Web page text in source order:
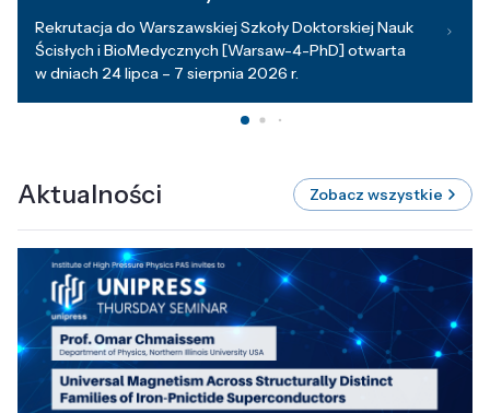
Rekrutacja do Warszawskiej Szkoły Doktorskiej Nauk
Ścisłych i BioMedycznych [Warsaw-4-PhD] otwarta
w dniach 24 lipca – 7 sierpnia 2026 r.
Aktualności Zobacz wszystkie